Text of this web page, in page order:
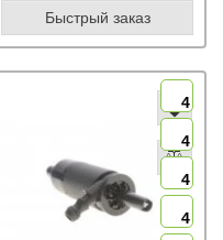
Быстрый заказ
4
4
4
4